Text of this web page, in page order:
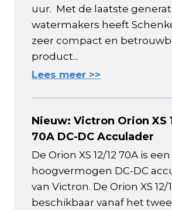
uur. Met de laatste
watermakers heeft
zeer compact en
product...
Lees meer >>
Nieuw: Victron Orion XS
70A DC-DC Acculader
De Orion XS 12/12 70A is
hoogvermogen DC-DC
van Victron. De Orion XS 12/
beschikbaar vanaf het